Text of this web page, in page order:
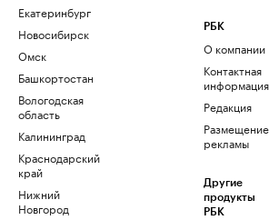
Екатеринбург
Новосибирск
Омск
Башкортостан
Вологодская
область
Калининград
Краснодарский
край
Нижний
Новгород
РБК
О компании
Контактная
информация
Редакция
Размещение
рекламы
Другие
продукты
РБК